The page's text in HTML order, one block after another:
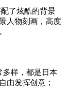
了炫酷的背景
人物刻画，高度
多样，都是日本
由发挥创意；